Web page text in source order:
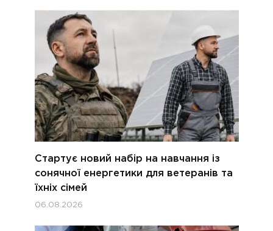
Стартує новий набір на навчання із
сонячної енергетики для ветеранів та
їхніх сімей
06.08.2026